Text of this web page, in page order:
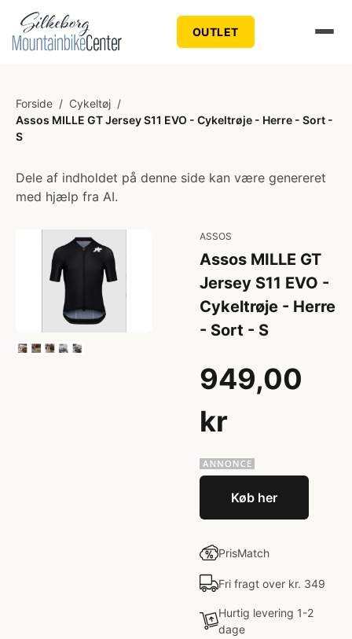
OUTLET
Forside / Cykeltøj /
Assos MILLE GT Jersey S11 EVO - Cykeltrøje - Herre - Sort -
S
Dele af indholdet på denne side kan være genereret
med hjælp fra AI.
ASSOS
Assos MILLE GT
Jersey S11 EVO -
Cykeltrøje - Herre
- Sort - S
949,00
kr
Køb her
PrisMatch
Fri fragt over kr. 349
Hurtig levering 1-2
dage